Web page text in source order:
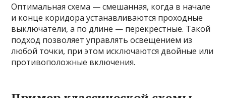
Оптимальная схема — смешанная, когда в начале
и конце коридора устанавливаются проходные
выключатели, а по длине — перекрестные. Такой
подход позволяет управлять освещением из
любой точки, при этом исключаются двойные или
противоположные включения.